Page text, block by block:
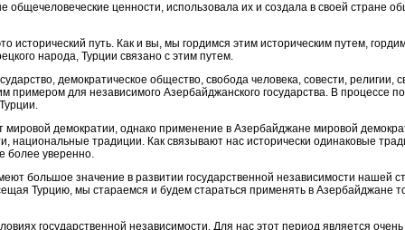
ценности, использовала их и создала в своей стране
исторический путь. Как и вы, мы гордимся этим историческим путем,
народа, Турции связано с этим путем.
демократическое общество, свобода человека, совести,
для независимого Азербайджанского государства. В процессе
демократии, однако применение в Азербайджане мировой
национальные традиции. Как связывают нас исторически одинаковые
более уверенно.
большое значение в развитии государствен­ной независимости нашей
Турцию, мы стараем­ся и будем стараться применять в Азербайджане
государственной независимости. Для нас этот период является